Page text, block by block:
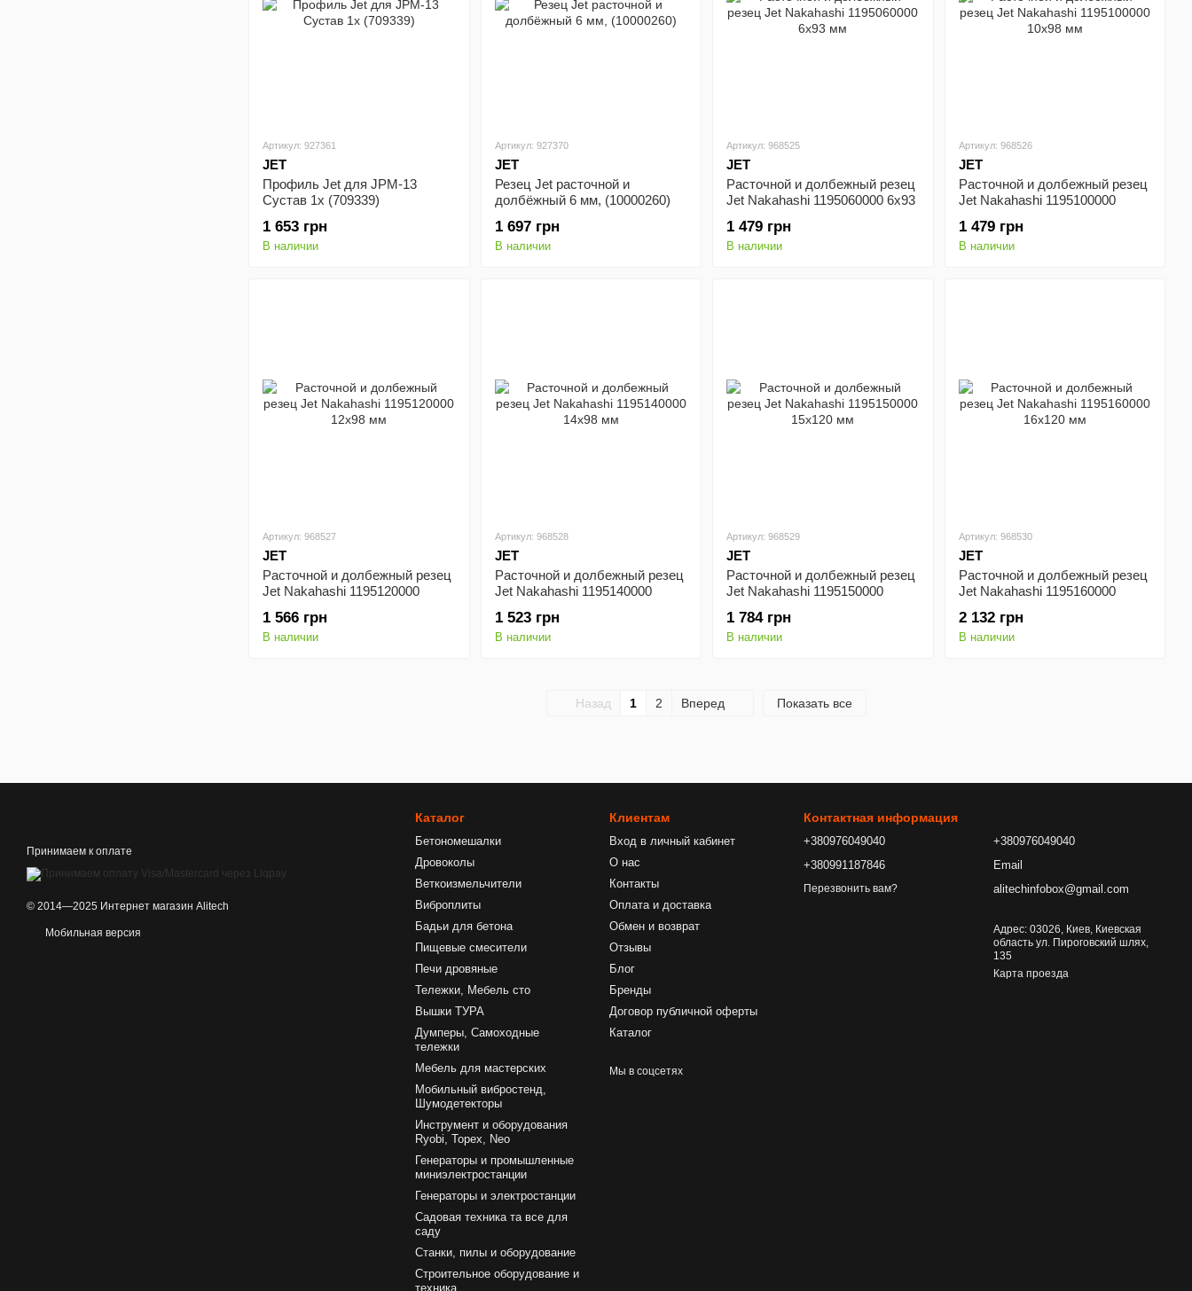
Артикул: 927361
JET
Профиль Jet для JPМ-13
Сустав 1х (709339)
1 653 грн
В наличии
Артикул: 927370
JET
Резец Jet расточной и
долбёжный 6 мм, (10000260)
1 697 грн
В наличии
Артикул: 968525
JET
Расточной и долбежный резец
Jet Nakahashi 1195060000 6x93
1 479 грн
В наличии
Артикул: 968526
JET
Расточной и долбежный резец
Jet Nakahashi 1195100000
1 479 грн
В наличии
Артикул: 968527
JET
Расточной и долбежный резец
Jet Nakahashi 1195120000
1 566 грн
В наличии
Артикул: 968528
JET
Расточной и долбежный резец
Jet Nakahashi 1195140000
1 523 грн
В наличии
Артикул: 968529
JET
Расточной и долбежный резец
Jet Nakahashi 1195150000
1 784 грн
В наличии
Артикул: 968530
JET
Расточной и долбежный резец
Jet Nakahashi 1195160000
2 132 грн
В наличии
Назад 1 2 Вперед Показать все
Принимаем к оплате
© 2014—2025 Интернет магазин Alitech
Мобильная версия
Каталог
Бетономешалки
Дровоколы
Веткоизмельчители
Виброплиты
Бадьи для бетона
Пищевые смесители
Печи дровяные
Тележки, Мебель сто
Вышки ТУРА
Думперы, Самоходные
тележки
Мебель для мастерских
Мобильный вибростенд,
Шумодетекторы
Инструмент и оборудования
Ryobi, Topex, Neo
Генераторы и промышленные
миниэлектростанции
Генераторы и электростанции
Садовая техника та все для
саду
Станки, пилы и оборудование
Строительное оборудование и
техника
Клиентам
Вход в личный кабинет
О нас
Контакты
Оплата и доставка
Обмен и возврат
Отзывы
Блог
Бренды
Договор публичной оферты
Каталог
Мы в соцсетях
Контактная информация
+380976049040
+380991187846
Перезвонить вам?
+380976049040
Email
alitechinfobox@gmail.com
Адрес: 03026, Киев, Киевская
область ул. Пироговский шлях,
135
Карта проезда